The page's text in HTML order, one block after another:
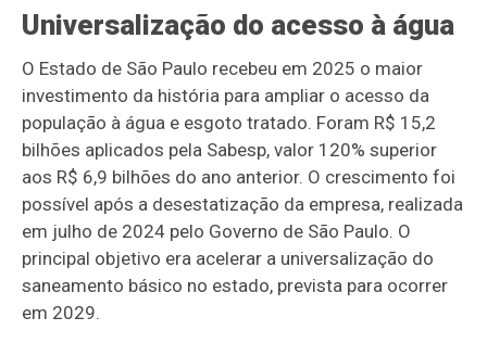
Universalização do acesso à água
O Estado de São Paulo recebeu em 2025 o maior
investimento da história para ampliar o acesso da
população à água e esgoto tratado. Foram R$ 15,2
bilhões aplicados pela Sabesp, valor 120% superior
aos R$ 6,9 bilhões do ano anterior. O crescimento foi
possível após a desestatização da empresa, realizada
em julho de 2024 pelo Governo de São Paulo. O
principal objetivo era acelerar a universalização do
saneamento básico no estado, prevista para ocorrer
em 2029.